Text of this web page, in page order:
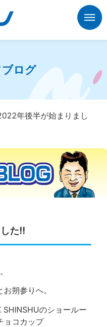
ログ
年後半が始まりまし
た!!
朔参りへ。
のショールー
ョコカップ